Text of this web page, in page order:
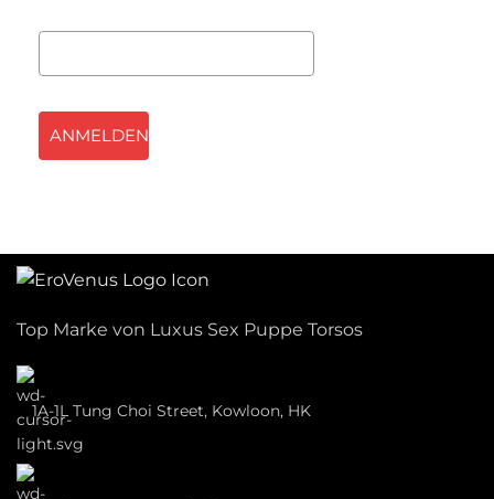
ANMELDEN
Top Marke von Luxus Sex Puppe Torsos
1A-1L Tung Choi Street, Kowloon, HK